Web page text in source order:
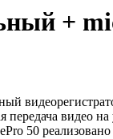
+
видео
50